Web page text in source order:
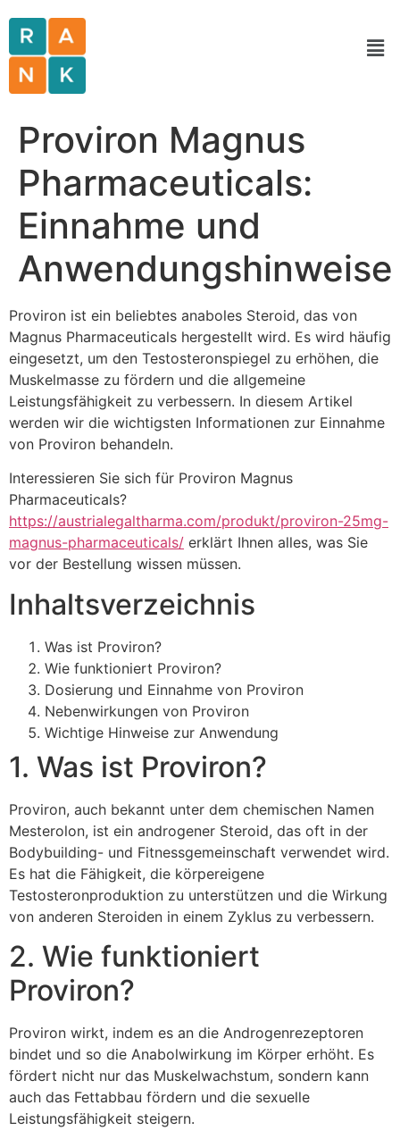
Proviron Magnus
Pharmaceuticals:
Einnahme und
Anwendungshinweise
Proviron ist ein beliebtes anaboles Steroid, das von
Magnus Pharmaceuticals hergestellt wird. Es wird häufig
eingesetzt, um den Testosteronspiegel zu erhöhen, die
Muskelmasse zu fördern und die allgemeine
Leistungsfähigkeit zu verbessern. In diesem Artikel
werden wir die wichtigsten Informationen zur Einnahme
von Proviron behandeln.
Interessieren Sie sich für Proviron Magnus
Pharmaceuticals?
https://austrialegaltharma.com/produkt/proviron-25mg-
magnus-pharmaceuticals/ erklärt Ihnen alles, was Sie
vor der Bestellung wissen müssen.
Inhaltsverzeichnis
Was ist Proviron?
Wie funktioniert Proviron?
Dosierung und Einnahme von Proviron
Nebenwirkungen von Proviron
Wichtige Hinweise zur Anwendung
1. Was ist Proviron?
Proviron, auch bekannt unter dem chemischen Namen
Mesterolon, ist ein androgener Steroid, das oft in der
Bodybuilding- und Fitnessgemeinschaft verwendet wird.
Es hat die Fähigkeit, die körpereigene
Testosteronproduktion zu unterstützen und die Wirkung
von anderen Steroiden in einem Zyklus zu verbessern.
2. Wie funktioniert
Proviron?
Proviron wirkt, indem es an die Androgenrezeptoren
bindet und so die Anabolwirkung im Körper erhöht. Es
fördert nicht nur das Muskelwachstum, sondern kann
auch das Fettabbau fördern und die sexuelle
Leistungsfähigkeit steigern.